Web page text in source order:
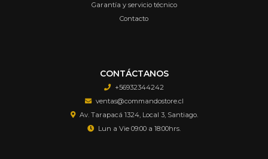
Garantía y servicio técnico
Contacto
CONTÁCTANOS
+56932344242
ventas@commandostore.cl
Av. Tarapacá 1324, Local 3, Santiago.
Lun a Vie 09:00 a 18:00hrs.